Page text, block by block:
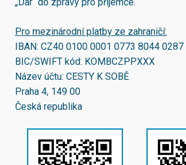
Pro mezinárodní platby ze zahraničí:
IBAN: CZ40 0100 0001 0773 8044 0287
BIC/SWIFT kód: KOMBCZPPXXX
Název účtu: CESTY K SOBĚ
Praha 4, 149 00
Česká republika